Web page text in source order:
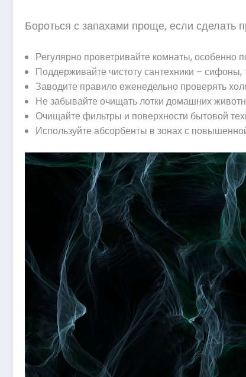
Бороться с запахами проще, если сделать
Регулярно проветривайте комнаты, особенно
Поддерживайте чистоту сантехники –
Заводите правило еженедельно проверять
Не забывайте очищать лотки домашних
Очищайте фильтры и поверхности бытовой
Используйте абсорбенты в зонах с